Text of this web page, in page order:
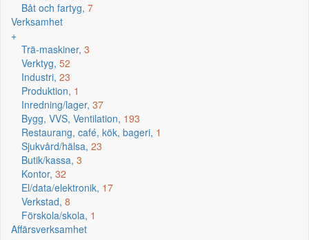
Båt och fartyg, 7
Verksamhet
+
Trä-maskiner, 3
Verktyg, 52
Industri, 23
Produktion, 1
Inredning/lager, 37
Bygg, VVS, Ventilation, 193
Restaurang, café, kök, bageri, 1
Sjukvård/hälsa, 23
Butik/kassa, 3
Kontor, 32
El/data/elektronik, 17
Verkstad, 8
Förskola/skola, 1
Affärsverksamhet